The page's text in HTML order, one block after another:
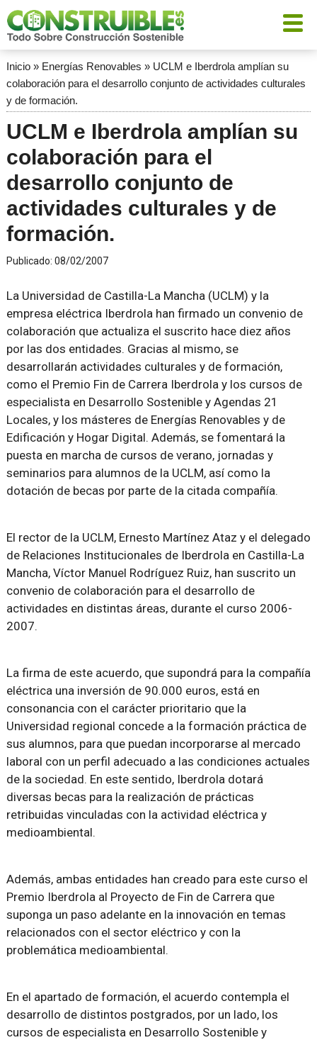
Inicio» Energías Renovables » UCLM e Iberdrola amplían su
colaboración para el desarrollo conjunto de actividades culturales
y de formación.
UCLM e Iberdrola amplían su
colaboración para el
desarrollo conjunto de
actividades culturales y de
formación.
Publicado: 08/02/2007
La Universidad de Castilla-La Mancha (UCLM) y la
empresa eléctrica Iberdrola han firmado un convenio de
colaboración que actualiza el suscrito hace diez años
por las dos entidades. Gracias al mismo, se
desarrollarán actividades culturales y de formación,
como el Premio Fin de Carrera Iberdrola y los cursos de
especialista en Desarrollo Sostenible y Agendas 21
Locales, y los másteres de Energías Renovables y de
Edificación y Hogar Digital. Además, se fomentará la
puesta en marcha de cursos de verano, jornadas y
seminarios para alumnos de la UCLM, así como la
dotación de becas por parte de la citada compañía.
El rector de la UCLM, Ernesto Martínez Ataz y el delegado
de Relaciones Institucionales de Iberdrola en Castilla-La
Mancha, Víctor Manuel Rodríguez Ruiz, han suscrito un
convenio de colaboración para el desarrollo de
actividades en distintas áreas, durante el curso 2006-
2007.
La firma de este acuerdo, que supondrá para la compañía
eléctrica una inversión de 90.000 euros, está en
consonancia con el carácter prioritario que la
Universidad regional concede a la formación práctica de
sus alumnos, para que puedan incorporarse al mercado
laboral con un perfil adecuado a las condiciones actuales
de la sociedad. En este sentido, Iberdrola dotará
diversas becas para la realización de prácticas
retribuidas vinculadas con la actividad eléctrica y
medioambiental.
Además, ambas entidades han creado para este curso el
Premio Iberdrola al Proyecto de Fin de Carrera que
suponga un paso adelante en la innovación en temas
relacionados con el sector eléctrico y con la
problemática medioambiental.
En el apartado de formación, el acuerdo contempla el
desarrollo de distintos postgrados, por un lado, los
cursos de especialista en Desarrollo Sostenible y